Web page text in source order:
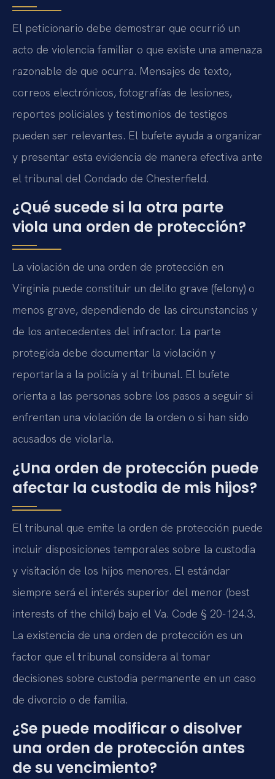
El peticionario debe demostrar que ocurrió un
acto de violencia familiar o que existe una amenaza
razonable de que ocurra. Mensajes de texto,
correos electrónicos, fotografías de lesiones,
reportes policiales y testimonios de testigos
pueden ser relevantes. El bufete ayuda a organizar
y presentar esta evidencia de manera efectiva ante
el tribunal del Condado de Chesterfield.
¿Qué sucede si la otra parte
viola una orden de protección?
La violación de una orden de protección en
Virginia puede constituir un delito grave (felony) o
menos grave, dependiendo de las circunstancias y
de los antecedentes del infractor. La parte
protegida debe documentar la violación y
reportarla a la policía y al tribunal. El bufete
orienta a las personas sobre los pasos a seguir si
enfrentan una violación de la orden o si han sido
acusados de violarla.
¿Una orden de protección puede
afectar la custodia de mis hijos?
El tribunal que emite la orden de protección puede
incluir disposiciones temporales sobre la custodia
y visitación de los hijos menores. El estándar
siempre será el interés superior del menor (best
interests of the child) bajo el Va. Code § 20-124.3.
La existencia de una orden de protección es un
factor que el tribunal considera al tomar
decisiones sobre custodia permanente en un caso
de divorcio o de familia.
¿Se puede modificar o disolver
una orden de protección antes
de su vencimiento?